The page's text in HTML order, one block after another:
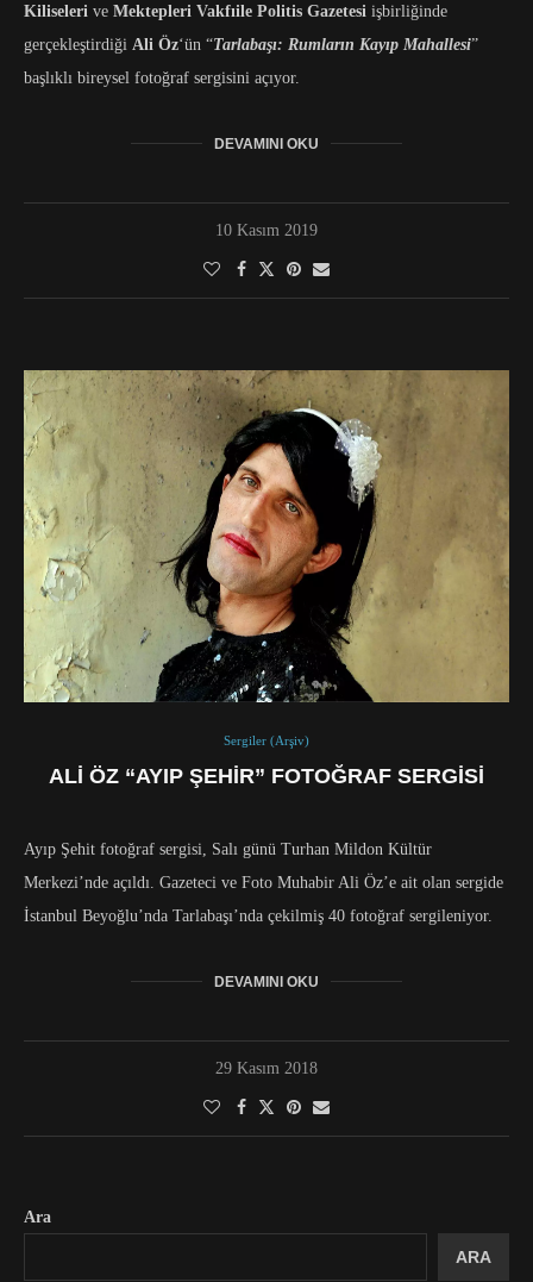
Kiliseleri ve Mektepleri Vakfıile Politis Gazetesi işbirliğinde
gerçekleştirdiği Ali Öz‘ün “Tarlabaşı: Rumların Kayıp Mahallesi”
başlıklı bireysel fotoğraf sergisini açıyor.
DEVAMINI OKU
10 Kasım 2019
Sergiler (Arşiv)
ALI ÖZ “AYIP ŞEHIR” FOTOĞRAF SERGISI
Ayıp Şehit fotoğraf sergisi, Salı günü Turhan Mildon Kültür
Merkezi’nde açıldı. Gazeteci ve Foto Muhabir Ali Öz’e ait olan sergide
İstanbul Beyoğlu’nda Tarlabaşı’nda çekilmiş 40 fotoğraf sergileniyor.
DEVAMINI OKU
29 Kasım 2018
Ara
ARA